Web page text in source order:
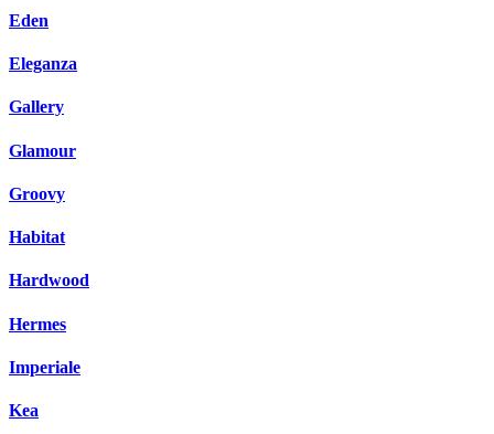
Eden
Eleganza
Gallery
Glamour
Groovy
Habitat
Hardwood
Hermes
Imperiale
Kea